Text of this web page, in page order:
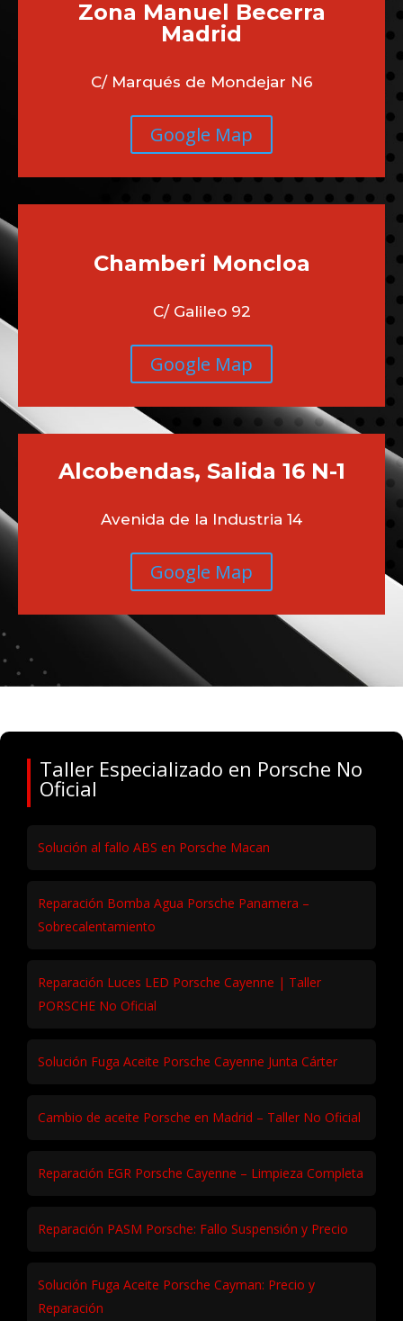
Zona Manuel Becerra
Madrid
C/ Marqués de Mondejar N6
Google Map
Chamberi Moncloa
C/ Galileo 92
Google Map
Alcobendas, Salida 16 N-1
Avenida de la Industria 14
Google Map
Taller Especializado en Porsche No
Oficial
Solución al fallo ABS en Porsche Macan
Reparación Bomba Agua Porsche Panamera –
Sobrecalentamiento
Reparación Luces LED Porsche Cayenne | Taller
PORSCHE No Oficial
Solución Fuga Aceite Porsche Cayenne Junta Cárter
Cambio de aceite Porsche en Madrid – Taller No Oficial
Reparación EGR Porsche Cayenne – Limpieza Completa
Reparación PASM Porsche: Fallo Suspensión y Precio
Solución Fuga Aceite Porsche Cayman: Precio y
Reparación